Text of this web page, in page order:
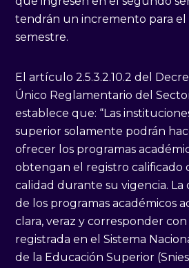
tendrán un incremento para el
semestre.
El artículo 2.5.3.2.10.2 del
Único Reglamentario del
establece que: “Las
superior solamente podrán
ofrecer los programas
obtengan el registro calificado
calidad durante su vigencia.
de los programas académicos
clara, veraz y corresponder
registrada en el Sistema
de la Educación Superior